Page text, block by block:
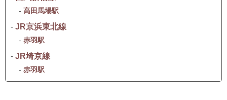
- 高田馬場駅
- JR京浜東北線
- 赤羽駅
- JR埼京線
- 赤羽駅